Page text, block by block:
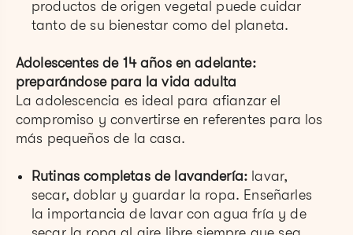
productos de origen vegetal puede cuidar
tanto de su bienestar como del planeta.
Adolescentes de 14 años en adelante:
preparándose para la vida adulta
La adolescencia es ideal para afianzar el
compromiso y convertirse en referentes para los
más pequeños de la casa.
Rutinas completas de lavandería: lavar,
secar, doblar y guardar la ropa. Enseñarles
la importancia de lavar con agua fría y de